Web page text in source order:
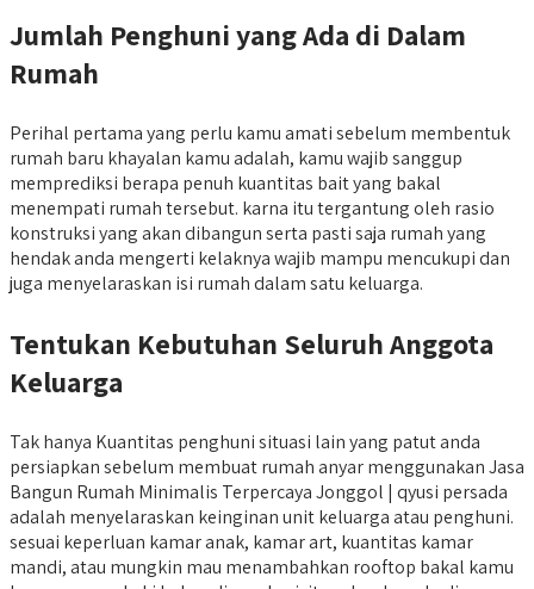
Jumlah Penghuni yang Ada di Dalam
Rumah
Perihal pertama yang perlu kamu amati sebelum membentuk
rumah baru khayalan kamu adalah, kamu wajib sanggup
memprediksi berapa penuh kuantitas bait yang bakal
menempati rumah tersebut. karna itu tergantung oleh rasio
konstruksi yang akan dibangun serta pasti saja rumah yang
hendak anda mengerti kelaknya wajib mampu mencukupi dan
juga menyelaraskan isi rumah dalam satu keluarga.
Tentukan Kebutuhan Seluruh Anggota
Keluarga
Tak hanya Kuantitas penghuni situasi lain yang patut anda
persiapkan sebelum membuat rumah anyar menggunakan Jasa
Bangun Rumah Minimalis Terpercaya Jonggol | qyusi persada
adalah menyelaraskan keinginan unit keluarga atau penghuni.
sesuai keperluan kamar anak, kamar art, kuantitas kamar
mandi, atau mungkin mau menambahkan rooftop bakal kamu